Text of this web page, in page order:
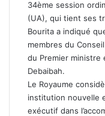
34ème session
(UA), qui tient ses
Bourita a indiqué
membres du
du Premier ministre
Debaibah.
Le Royaume
institution nouvelle
exécutif dans